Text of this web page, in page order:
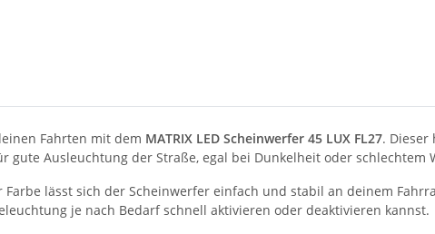
Fahrten mit dem MATRIX LED Scheinwerfer 45 LUX FL27. Dieser
Ausleuchtung der Straße, egal bei Dunkelheit oder schlechtem
Farbe lässt sich der Scheinwerfer einfach und stabil an deinem
je nach Bedarf schnell aktivieren oder deaktivieren kannst.